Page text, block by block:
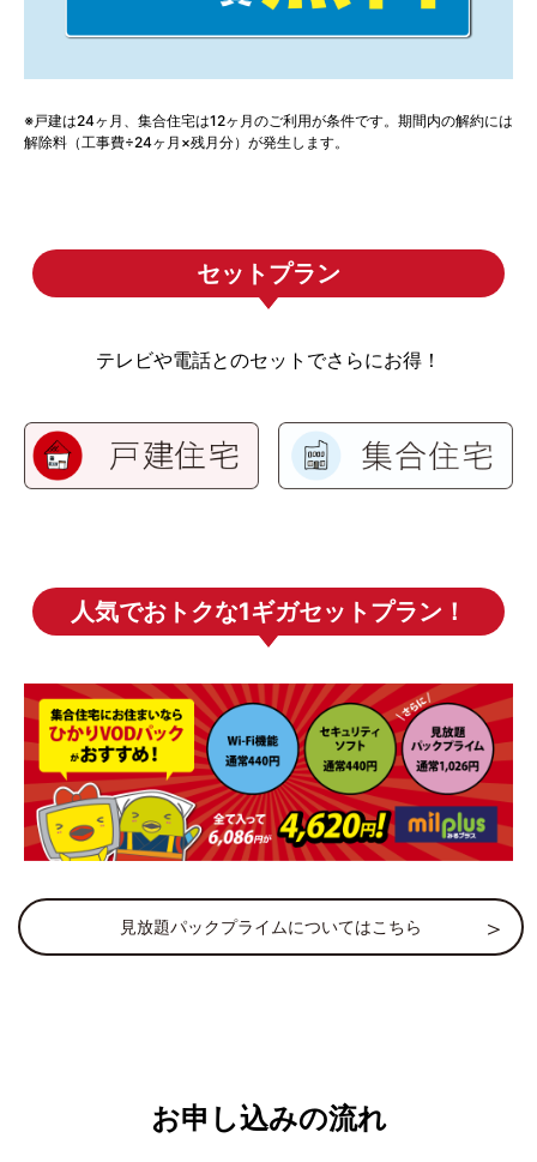
※戸建は24ヶ月、集合住宅は12ヶ月のご利用が条件です。期間内の解約には
解除料（工事費÷24ヶ月×残月分）が発生します。
セットプラン
テレビや電話とのセットでさらにお得！
人気でおトクな1ギガセットプラン！
見放題パックプライムについてはこちら
お申し込みの流れ